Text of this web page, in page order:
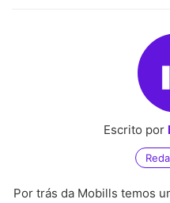
Escrito por
Por trás da Mobills temos